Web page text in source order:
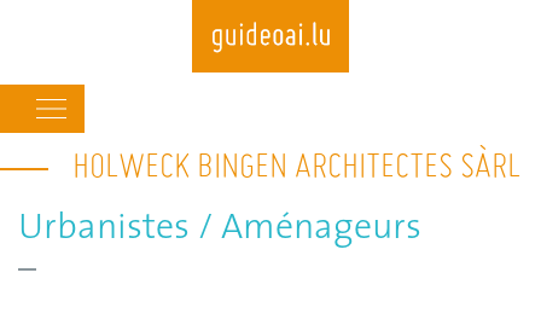
Skip
to
main
content
navigation
HOLWECK BINGEN ARCHITECTES SÀRL
Urbanistes / Aménageurs